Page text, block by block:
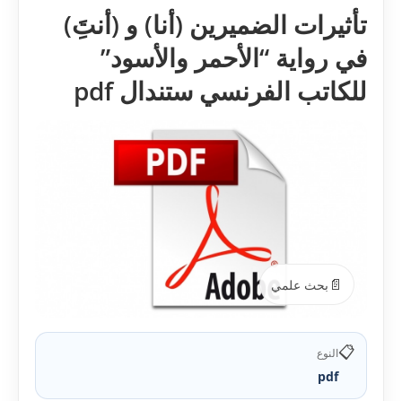
تأثيرات الضميرين (أنا) و (أنتَِ)
في رواية “الأحمر والأسود”
للكاتب الفرنسي ستندال pdf
📄 بحث علمي
📋النوع
pdf